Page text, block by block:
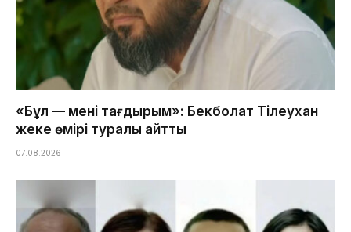
«Бұл — менің тағдырым»: Бекболат Тілеухан
жеке өмірі туралы айтты
07.08.2026